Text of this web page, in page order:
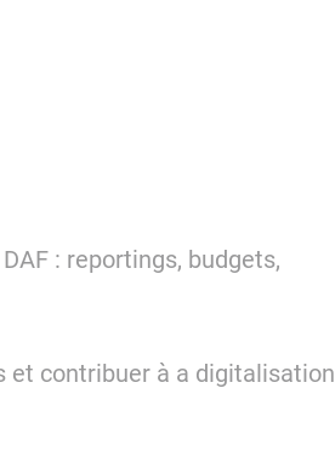
: reportings, budgets,
et contribuer à a digitalisation